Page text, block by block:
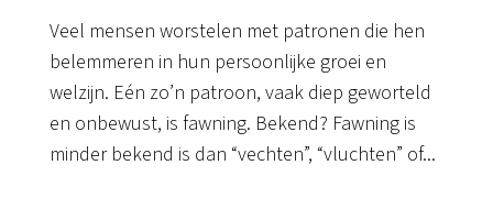
Veel mensen worstelen met patronen die hen
belemmeren in hun persoonlijke groei en
welzijn. Eén zo’n patroon, vaak diep geworteld
en onbewust, is fawning. Bekend? Fawning is
minder bekend is dan “vechten”, “vluchten” of...